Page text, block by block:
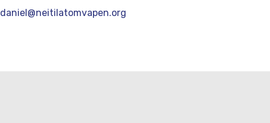
daniel@neitilatomvapen.org